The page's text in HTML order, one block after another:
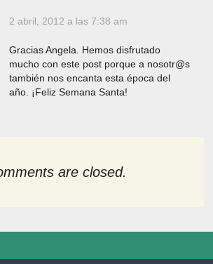
2 abril, 2012 a las 7:38 am
Gracias Angela. Hemos disfrutado
mucho con este post porque a nosotr@s
también nos encanta esta época del
año. ¡Feliz Semana Santa!
are closed.